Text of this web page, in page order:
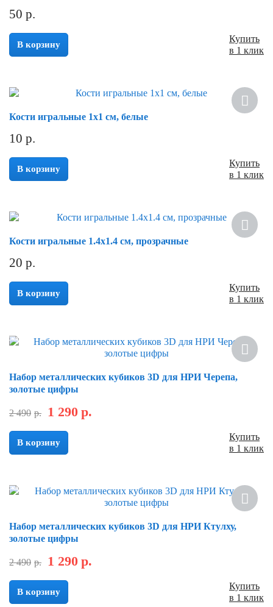
50 р.
В корзину
Купить
в 1 клик
Кости игральные 1х1 см, белые
10 р.
В корзину
Купить
в 1 клик
Кости игральные 1.4х1.4 см, прозрачные
20 р.
В корзину
Купить
в 1 клик
Скидка
Набор металлических кубиков 3D для НРИ Черепа,
золотые цифры
2 490 р. 1 290 р.
В корзину
Купить
в 1 клик
Скидка
Набор металлических кубиков 3D для НРИ Ктулху,
золотые цифры
2 490 р. 1 290 р.
В корзину
Купить
в 1 клик